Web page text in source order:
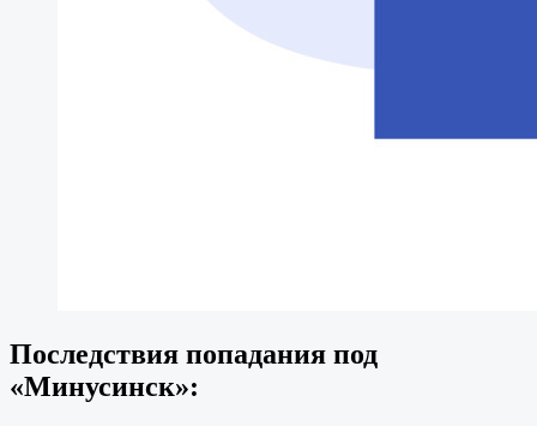
Последствия попадания под
«Минусинск»: